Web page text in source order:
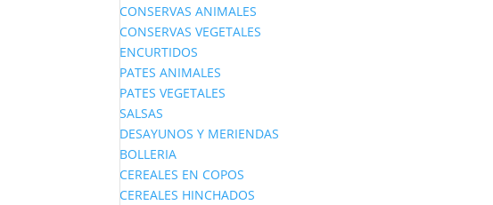
CONSERVAS ANIMALES
CONSERVAS VEGETALES
ENCURTIDOS
PATES ANIMALES
PATES VEGETALES
SALSAS
DESAYUNOS Y MERIENDAS
BOLLERIA
CEREALES EN COPOS
CEREALES HINCHADOS